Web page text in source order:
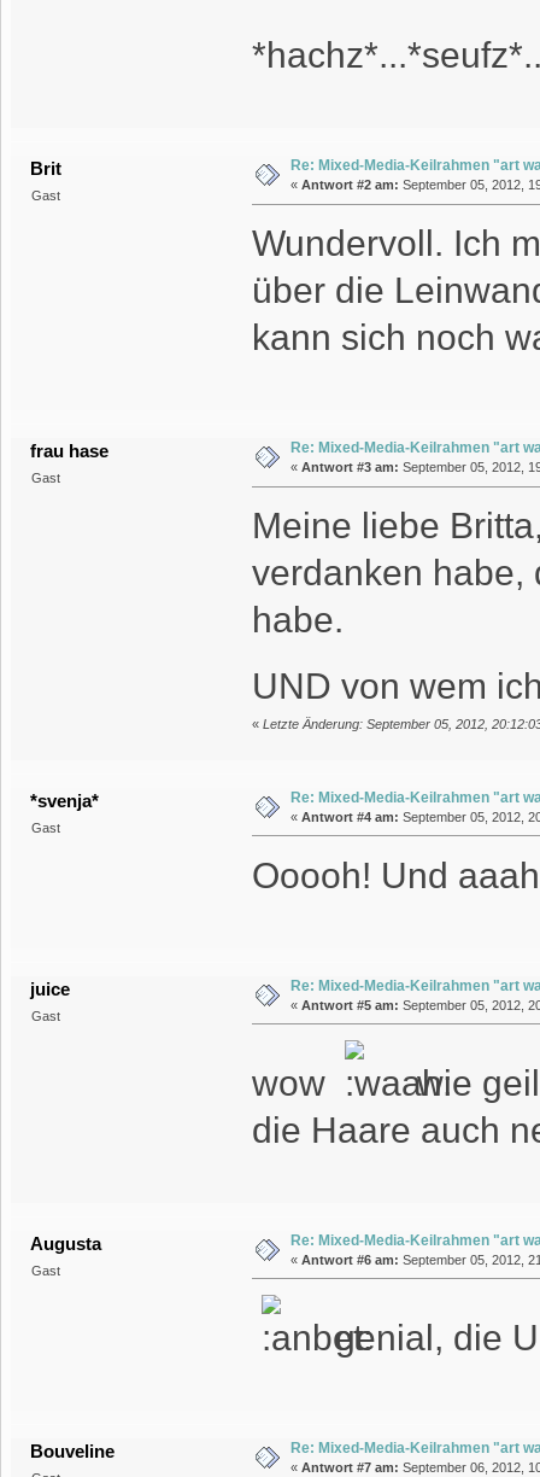
Brit
Gast
Re: Mixed-Media-Keilrahmen "art
« Antwort #2 am: September 05, 2012,
Wundervoll. Ich
über die
kann sich noch
frau hase
Gast
Re: Mixed-Media-Keilrahmen "art
« Antwort #3 am: September 05, 2012,
Meine liebe
verdanken habe,
habe.
UND von wem
« Letzte Änderung: September 05, 2012,
*svenja*
Gast
Re: Mixed-Media-Keilrahmen "art
« Antwort #4 am: September 05, 2012,
Ooooh! Und
juice
Gast
Re: Mixed-Media-Keilrahmen "art
« Antwort #5 am: September 05, 2012,
wow
wie geil
die Haare auch
Augusta
Gast
Re: Mixed-Media-Keilrahmen "art
« Antwort #6 am: September 05, 2012,
genial, die
Bouveline Re: Mixed-Media-Keilrahmen "art
« Antwort #7 am: September 06, 2012,